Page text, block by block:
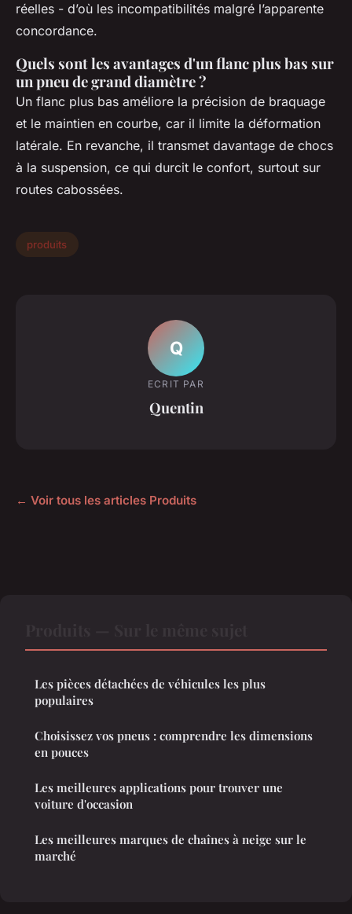
réelles - d’où les incompatibilités malgré l’apparente
concordance.
Quels sont les avantages d'un flanc plus bas sur
un pneu de grand diamètre ?
Un flanc plus bas améliore la précision de braquage
et le maintien en courbe, car il limite la déformation
latérale. En revanche, il transmet davantage de chocs
à la suspension, ce qui durcit le confort, surtout sur
routes cabossées.
produits
Q
ECRIT PAR
Quentin
← Voir tous les articles Produits
Les pièces détachées de véhicules les plus
populaires
Choisissez vos pneus : comprendre les dimensions
en pouces
Les meilleures applications pour trouver une
voiture d'occasion
Les meilleures marques de chaînes à neige sur le
marché